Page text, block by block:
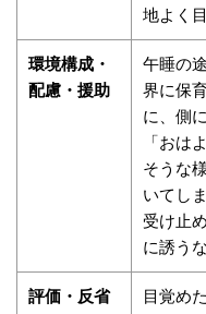
地よく
環境構成・
配慮・援助
午睡の
界に保
に、側
「おは
そうな
いてし
受け止
に誘う
評価・反省
目覚め